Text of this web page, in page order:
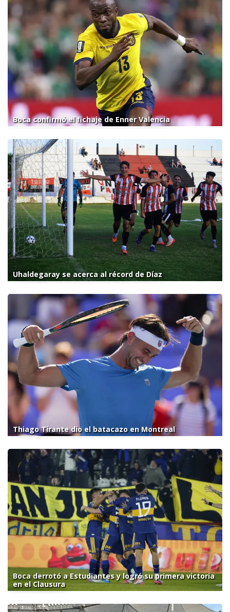
Boca confirmó el fichaje de Enner Valencia
Uhaldegaray se acerca al récord de Díaz
Thiago Tirante dio el batacazo en Montreal
Boca derrotó a Estudiantes y logró su primera victoria
en el Clausura